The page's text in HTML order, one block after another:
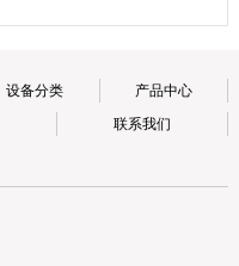
设备分类
产品中心
联系我们